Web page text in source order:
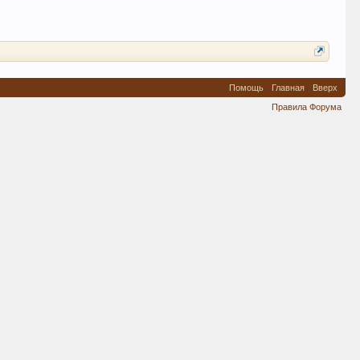
Помощь Главная
Вверх
Правила Форума